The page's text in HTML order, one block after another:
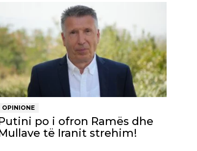
OPINIONE
po i ofron Ramës dhe
të Iranit strehim!